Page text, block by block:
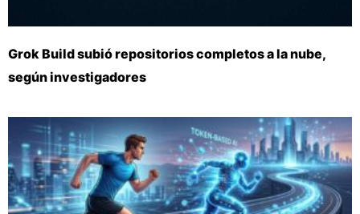
Grok Build subió repositorios completos a la nube,
según investigadores